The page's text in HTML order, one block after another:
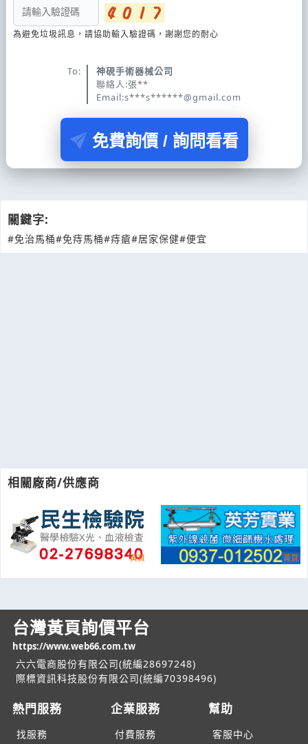
相關廠商/供應商
為避免垃圾訊息，請協助輸入驗證碼，謝謝您的耐心
To:
神硯手術器械公司
聯絡人:張**
Email:s***s******@gmail.com
免費詢價 / 詢問看看
關鍵字:
#免治馬桶#免痔馬桶#痔瘡#居家保健#便宜
台灣黃頁詢價平台
https://www.web66.com.tw
六六電商股份有限公司(統編28697248)
際標資訊科技股份有限公司(統編70398496)
熱門服務
找服務
企業服務
付費服務
幫助
客服中心